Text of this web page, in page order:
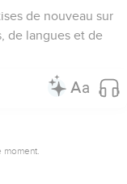
de nouveau sur
de langues et de